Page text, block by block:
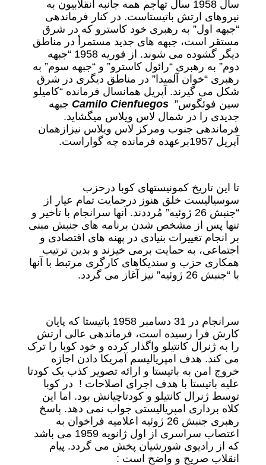
سال 1958 سال تهاجم همه جانبه انقلابیون به
نیروهای ارتش باتیستاست. در کنار فرماندهی
“جبهه اول” به رهبری خود کاسترو که در شرق
مستقر است، جبهه های جدید مستمرأ در مناطق
دیگر گشوده می شوند. از فوریه 1958 “جبهه
دوم” به رهبری “رائول کاسترو” و “جبهه سوم” به
رهبری “خوان آلمیدا” در مناطق دیگری در شرق
شکل می گیرند. آپریل همانسال فرمانده “کامیلو
سین فوئگوس”
جبهه
جدیدی را در شمال لاس ویلاس میگشاید.
فرماندهی جنوب ومرکز لاس ویلاس نیزازهمان
آپریل 1957برعهده فرمانده چه گواراست.
تا این تاریخ کمونیستهای کوبا درحزب
سوسیالیست خلق هنوز درحمایت تمام عیار از
“جنبش 26 ژوئیه” مُرددند. آنها سرانجام با تأخیر و
تنها پس از مشخص شدن برنامه های جنبش مبنی
بر انجام تغییرات بنیادی در پهنه های اقتصادی و
اجتماعی، به حمایت برمی خیزند و بدین ترتیب
همکاری حزب و سندیکاهای کارگری مرتبط با آنها
با “جنبش 26 ژوئیه” نیز آغاز می گردد.
سرانجام در 31 دسامبر 1958 باتیستا که پایان
کارش فرا رسیده است، فرماندهی عالی ارتش
را به ژنرال کانتیلو واگذار کرده و خود کوبا را ترک
می کند. هدف امپریالیسم آمریکا دادن اجازه
خروج امن به باتیستا و ارائه تصویر کذب یک کودتا
علیه باتیستا با هدف اجرای اصلاحات ! در کوبا
توسط ژنرال کانتیلو و کودتاچیانش بود. اما این
کلاه برداری امپریالیستی جواب نمی دهد. پاسخ
رهبری جنبش 26 ژوئیه اعلامیه فراخوان به
اعتصاب سراسری از اول ژانویه 1959 می باشد
که از رادیوی شورشیان پخش می گردد. پیام
انقلاب صریح و واضح است :